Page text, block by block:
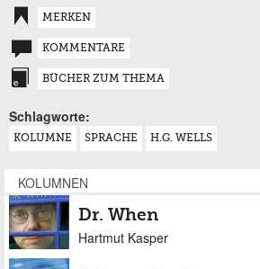
MERKEN
KOMMENTARE
BÜCHER ZUM THEMA
Schlagworte:
KOLUMNE SPRACHE H.G. WELLS
KOLUMNEN
Dr. When
Hartmut Kasper